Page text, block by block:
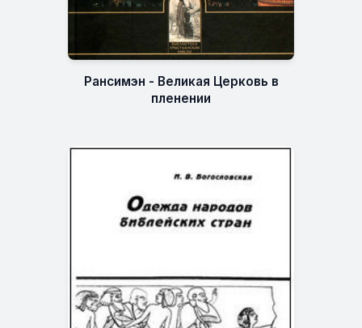
Рансимэн - Великая Церковь в
пленении